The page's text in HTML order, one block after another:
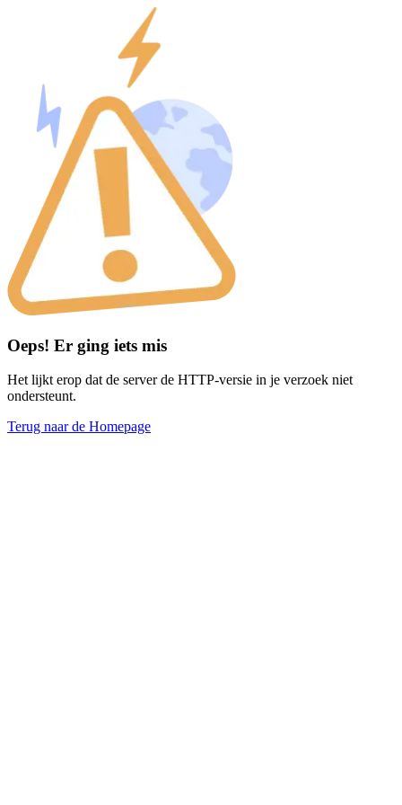
Oeps! Er ging iets mis
Het lijkt erop dat de server de HTTP-versie in je verzoek niet
ondersteunt.
Terug naar de Homepage